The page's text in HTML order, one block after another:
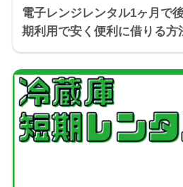
電子レンジレンタル1ヶ月で
期利用で安く便利に借りる方